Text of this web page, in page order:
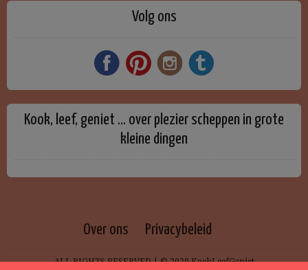
Volg ons
Kook, leef, geniet … over plezier scheppen in grote
kleine dingen
Over ons Privacybeleid
ALL RIGHTS RESERVED | © 2020 KookLeefGeniet